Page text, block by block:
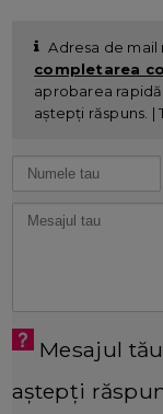
Adresa de mail
completarea
aprobarea rapidă
aștepți răspuns.
Mesajul
aștepți